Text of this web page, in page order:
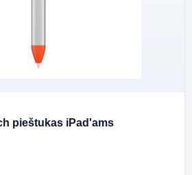
pieštukas iPad'ams